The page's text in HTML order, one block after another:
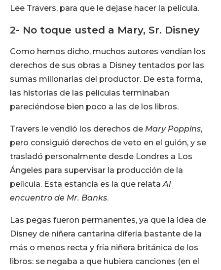
Lee Travers, para que le dejase hacer la película.
2- No toque usted a Mary, Sr. Disney
Como hemos dicho, muchos autores vendían los
derechos de sus obras a Disney tentados por las
sumas millonarias del productor. De esta forma,
las historias de las películas terminaban
pareciéndose bien poco a las de los libros.
Travers le vendió los derechos de Mary Poppins,
pero consiguió derechos de veto en el guión, y se
trasladó personalmente desde Londres a Los
Ángeles para supervisar la producción de la
película. Esta estancia es la que relataAl
encuentro de Mr. Banks.
Las pegas fueron permanentes, ya que la idea de
Disney de niñera cantarina difería bastante de la
más o menos recta y fría niñera británica de los
libros: se negaba a que hubiera canciones (en el